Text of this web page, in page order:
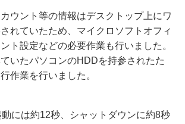
ウント等の情報はデスクトップ上にワ
れていたため、マイクロソフトオフィ
ト設定などの必要作業も行いました。
いたパソコンのHDDを持参されたた
作業を行いました。
には約12秒、シャットダウンに約8秒